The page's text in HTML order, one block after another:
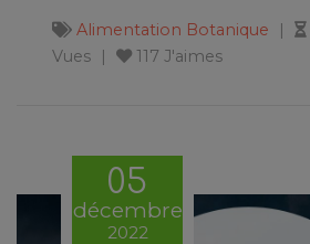
Alimentation Botanique
Vues
117 J'aimes
05
décembre
2022